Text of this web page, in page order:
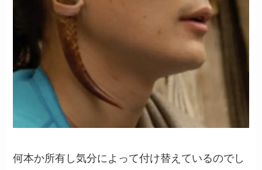
何本か所有し気分によって付け替えているのでし